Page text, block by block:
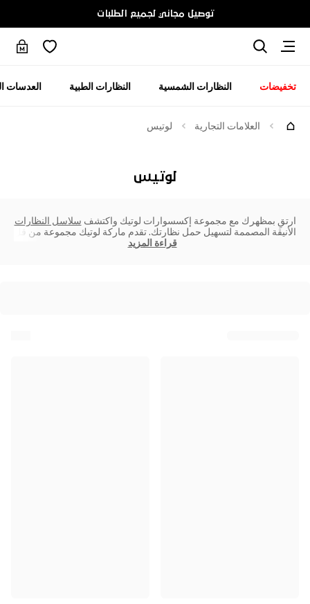
توصيل مجاني لجميع الطلبات
تخفيضات النظارات الشمسية النظارات الطبية العدسات
العلامات التجارية لوتيس
لوتيس
ارتقِ بمظهرك مع مجموعة إكسسوارات لوتيك واكتشف سلاسل النظارات
الأنيقة المصممة لتسهيل حمل نظارتك. تقدم ماركة لوتيك مجموعة من قل
قراءة المزيد